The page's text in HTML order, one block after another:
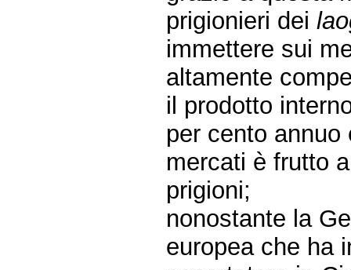
prigionieri dei
immettere sui
altamente
il prodotto
per cento
mercati è frutto
prigioni;
nonostante la
europea che ha